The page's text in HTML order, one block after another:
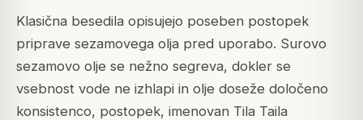
Klasična besedila opisujejo poseben postopek
priprave sezamovega olja pred uporabo. Surovo
sezamovo olje se nežno segreva, dokler se
vsebnost vode ne izhlapi in olje doseže določeno
konsistenco, postopek, imenovan Tila Taila